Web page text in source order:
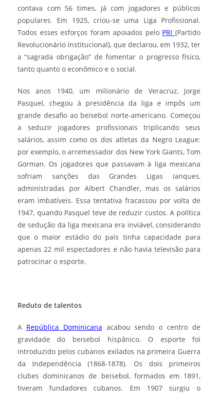
contava com 56 times, já com jogadores e públicos
populares. Em 1925, criou-se uma Liga Profissional.
Todos esses esforços foram apoiados pelo PRI(Partido
Revolucionário Institucional), que declarou, em 1932, ter
a “sagrada obrigação” de fomentar o progresso físico,
tanto quanto o econômico e o social.
Nos anos 1940, um milionário de Veracruz, Jorge
Pasquel, chegou à presidência da liga e impôs um
grande desafio ao beisebol norte-americano. Começou
a seduzir jogadores profissionais triplicando seus
salários, assim como os dos atletas da Negro League:
por exemplo, o arremessador dos New York Giants, Tom
Gorman. Os jogadores que passavam à liga mexicana
sofriam sanções das Grandes Ligas ianques,
administradas por Albert Chandler, mas os salários
eram imbatíveis. Essa tentativa fracassou por volta de
1947, quando Pasquel teve de reduzir custos. A política
de sedução da liga mexicana era inviável, considerando
que o maior estádio do país tinha capacidade para
apenas 22 mil espectadores e não havia televisão para
patrocinar o esporte.
Reduto de talentos
A República Dominicana acabou sendo o centro de
gravidade do beisebol hispânico. O esporte foi
introduzido pelos cubanos exilados na primeira Guerra
da Independência (1868-1878). Os dois primeiros
clubes dominicanos de beisebol, formados em 1891,
tiveram fundadores cubanos. Em 1907 surgiu o